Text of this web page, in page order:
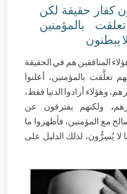
كفار حقيقة لكن
بالمؤمنين
يبطنون
المنافقين هم في الحقيقة
تعلَّقت بالمؤمنين، أعلنوا
وهؤلاء أرادوا الدنيا فقط،
ولكنهم يفترقون عن
مع المؤمنين، فأظهروا ما
لا يُسِرُّون، لذلك الدليل على